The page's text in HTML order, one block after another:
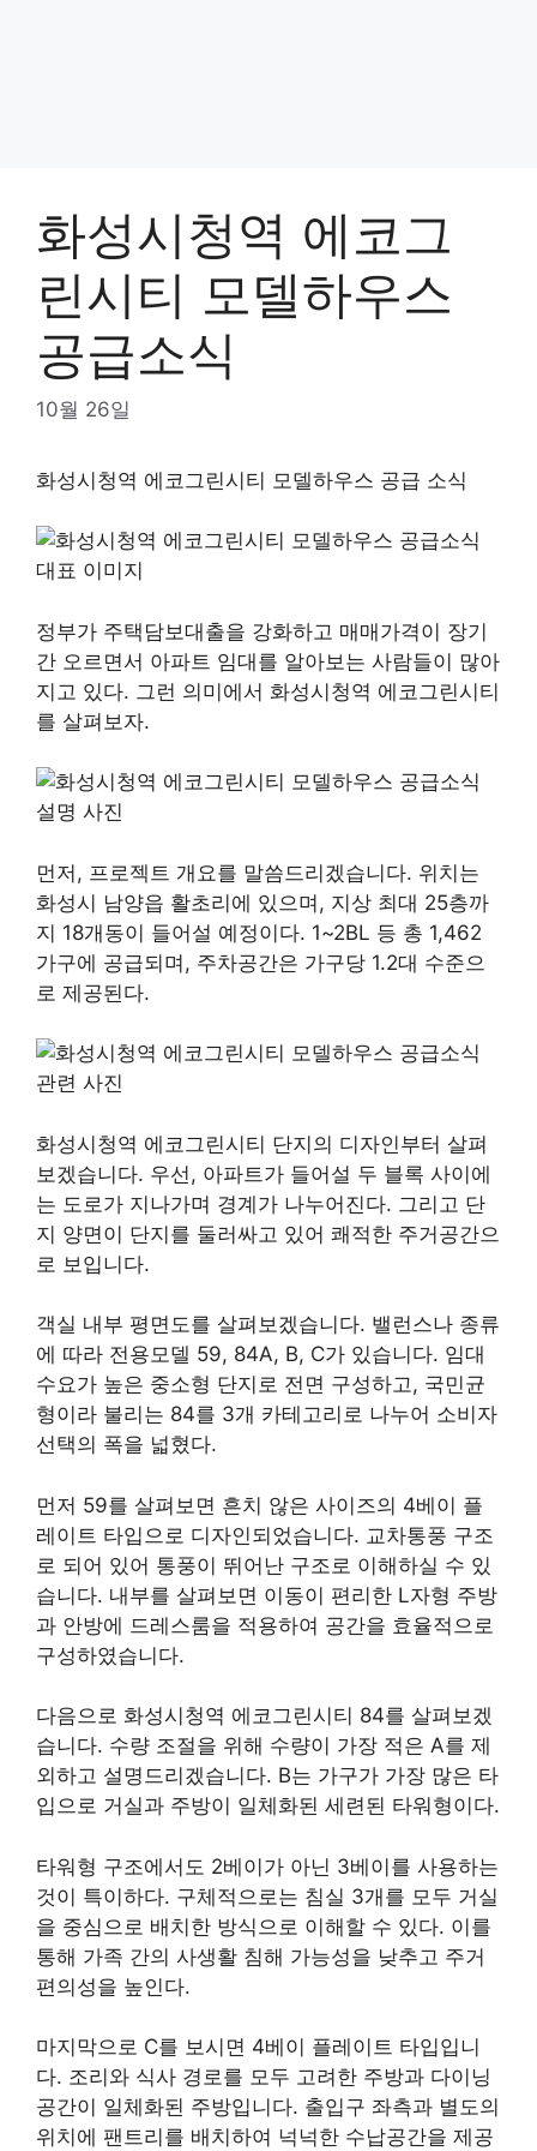
화성시청역 에코그
린시티 모델하우스
공급소식
10월 26일
화성시청역 에코그린시티 모델하우스 공급 소식
정부가 주택담보대출을 강화하고 매매가격이 장기
간 오르면서 아파트 임대를 알아보는 사람들이 많아
지고 있다. 그런 의미에서 화성시청역 에코그린시티
를 살펴보자.
먼저, 프로젝트 개요를 말씀드리겠습니다. 위치는
화성시 ​​남양읍 활초리에 있으며, 지상 최대 25층까
지 18개동이 들어설 예정이다. 1~2BL 등 총 1,462
가구에 공급되며, 주차공간은 가구당 1.2대 수준으
로 제공된다.
화성시청역 에코그린시티 단지의 디자인부터 살펴
보겠습니다. 우선, 아파트가 들어설 두 블록 사이에
는 도로가 지나가며 경계가 나누어진다. 그리고 단
지 양면이 단지를 둘러싸고 있어 쾌적한 주거공간으
로 보입니다.
객실 내부 평면도를 살펴보겠습니다. 밸런스나 종류
에 따라 전용모델 59, 84A, B, C가 있습니다. 임대
수요가 높은 중소형 단지로 전면 구성하고, 국민균
형이라 불리는 84를 3개 카테고리로 나누어 소비자
선택의 폭을 넓혔다.
먼저 59를 살펴보면 흔치 않은 사이즈의 4베이 플
레이트 타입으로 디자인되었습니다. 교차통풍 구조
로 되어 있어 통풍이 뛰어난 구조로 이해하실 수 있
습니다. 내부를 살펴보면 이동이 편리한 L자형 주방
과 안방에 드레스룸을 적용하여 공간을 효율적으로
구성하였습니다.
다음으로 화성시청역 에코그린시티 84를 살펴보겠
습니다. 수량 조절을 위해 수량이 가장 적은 A를 제
외하고 설명드리겠습니다. B는 가구가 가장 많은 타
입으로 거실과 주방이 일체화된 세련된 타워형이다.
타워형 구조에서도 2베이가 아닌 3베이를 사용하는
것이 특이하다. 구체적으로는 침실 3개를 모두 거실
을 중심으로 배치한 방식으로 이해할 수 있다. 이를
통해 가족 간의 사생활 침해 가능성을 낮추고 주거
편의성을 높인다.
마지막으로 C를 보시면 4베이 플레이트 타입입니
다. 조리와 식사 경로를 모두 고려한 주방과 다이닝
공간이 일체화된 주방입니다. 출입구 좌측과 별도의
위치에 팬트리를 배치하여 넉넉한 수납공간을 제공